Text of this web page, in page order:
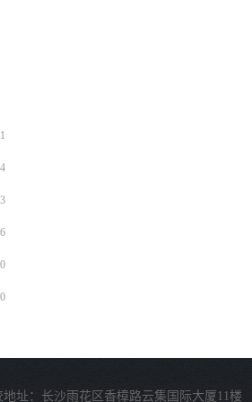
地址：长沙雨花区香樟路云集国际大厦11楼